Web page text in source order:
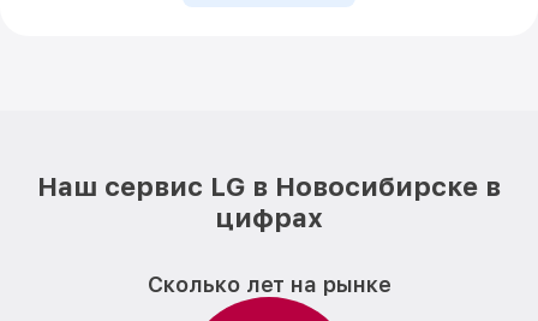
Наш сервис LG в Новосибирске в
цифрах
Сколько лет на рынке